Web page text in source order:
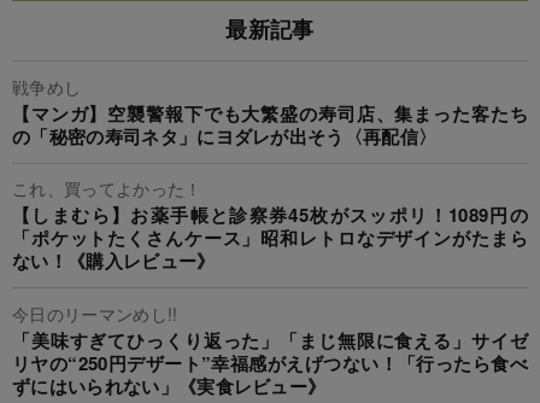
最新記事
戦争めし
【マンガ】空襲警報下でも大繁盛の寿司店、集まった客たち
の「秘密の寿司ネタ」にヨダレが出そう〈再配信〉
これ、買ってよかった！
【しまむら】お薬手帳と診察券45枚がスッポリ！1089円の
「ポケットたくさんケース」昭和レトロなデザインがたまら
ない！《購入レビュー》
今日のリーマンめし!!
「美味すぎてひっくり返った」「まじ無限に食える」サイゼ
リヤの“250円デザート”幸福感がえげつない！「行ったら食べ
ずにはいられない」《実食レビュー》